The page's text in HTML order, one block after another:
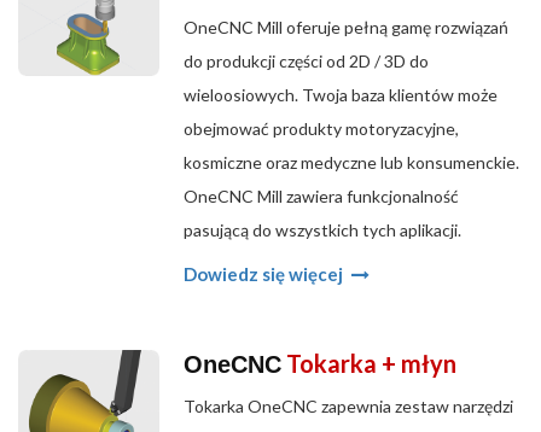
OneCNC Mill oferuje pełną gamę rozwiązań
do produkcji części od 2D / 3D do
wieloosiowych. Twoja baza klientów może
obejmować produkty motoryzacyjne,
kosmiczne oraz medyczne lub konsumenckie.
OneCNC Mill zawiera funkcjonalność
pasującą do wszystkich tych aplikacji.
Dowiedz się więcej
OneCNC Tokarka + młyn
Tokarka OneCNC zapewnia zestaw narzędzi